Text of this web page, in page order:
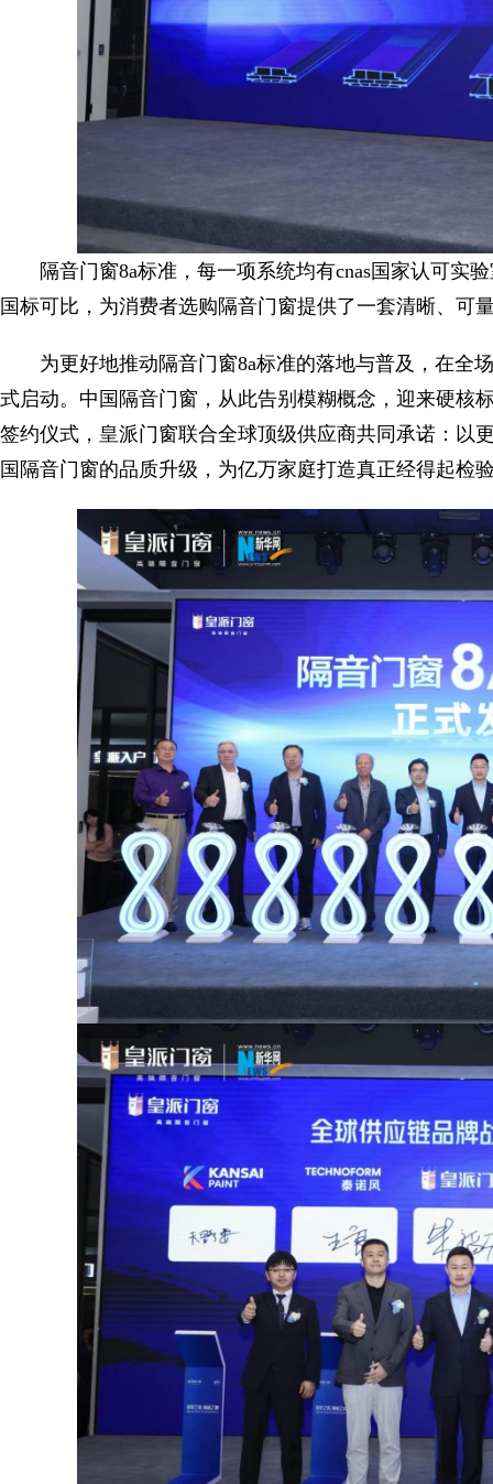
隔音门窗8a标准，每一项系统均有cnas国家认可实
国标可比，为消费者选购隔音门窗提供了一套清晰、可
为更好地推动隔音门窗8a标准的落地与普及，在全
式启动。中国隔音门窗，从此告别模糊概念，迎来硬核
签约仪式，皇派门窗联合全球顶级供应商共同承诺：以
国隔音门窗的品质升级，为亿万家庭打造真正经得起检